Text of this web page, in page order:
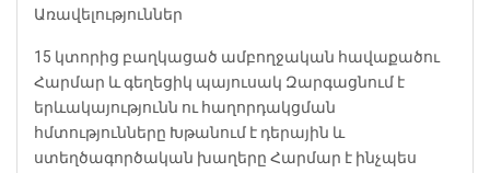
Առավելություններ
15 կտորից բաղկացած ամբողջական հավաքածու
Հարմար և գեղեցիկ պայուսակ Զարգացնում է
երևակայությունն ու հաղորդակցման
հմտությունները Խթանում է դերային և
ստեղծագործական խաղերը Հարմար է ինչպես